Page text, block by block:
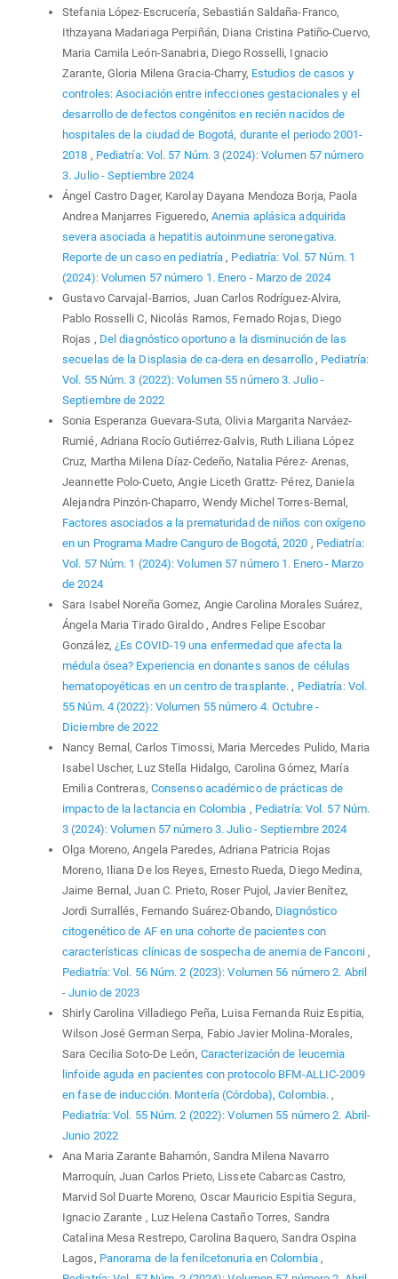
Stefania López-Escrucería, Sebastián Saldaña-Franco,
Ithzayana Madariaga Perpiñán, Diana Cristina Patiño-Cuervo,
Maria Camila León-Sanabria, Diego Rosselli, Ignacio
Zarante, Gloria Milena Gracia-Charry, Estudios de casos y
controles: Asociación entre infecciones gestacionales y el
desarrollo de defectos congénitos en recién nacidos de
hospitales de la ciudad de Bogotá, durante el periodo 2001-
2018 , Pediatría: Vol. 57 Núm. 3 (2024): Volumen 57 número
3. Julio - Septiembre 2024
Ángel Castro Dager, Karolay Dayana Mendoza Borja, Paola
Andrea Manjarres Figueredo, Anemia aplásica adquirida
severa asociada a hepatitis autoinmune seronegativa.
Reporte de un caso en pediatría, Pediatría: Vol. 57 Núm. 1
(2024): Volumen 57 número 1. Enero - Marzo de 2024
Gustavo Carvajal-Barrios, Juan Carlos Rodríguez-Alvira,
Pablo Rosselli C, Nicolás Ramos, Fernado Rojas, Diego
Rojas , Del diagnóstico oportuno a la disminución de las
secuelas de la Displasia de ca-dera en desarrollo, Pediatría:
Vol. 55 Núm. 3 (2022): Volumen 55 número 3. Julio -
Septiembre de 2022
Sonia Esperanza Guevara-Suta, Olivia Margarita Narváez-
Rumié, Adriana Rocío Gutiérrez-Galvis, Ruth Liliana López
Cruz, Martha Milena Díaz-Cedeño, Natalia Pérez- Arenas,
Jeannette Polo-Cueto, Angie Liceth Grattz- Pérez, Daniela
Alejandra Pinzón-Chaparro, Wendy Michel Torres-Bernal,
Factores asociados a la prematuridad de niños con oxígeno
en un Programa Madre Canguro de Bogotá, 2020 , Pediatría:
Vol. 57 Núm. 1 (2024): Volumen 57 número 1. Enero - Marzo
de 2024
Sara Isabel Noreña Gomez, Angie Carolina Morales Suárez,
Ángela Maria Tirado Giraldo , Andres Felipe Escobar
González, ¿Es COVID-19 una enfermedad que afecta la
médula ósea? Experiencia en donantes sanos de células
hematopoyéticas en un centro de trasplante., Pediatría: Vol.
55 Núm. 4 (2022): Volumen 55 número 4. Octubre -
Diciembre de 2022
Nancy Bernal, Carlos Timossi, Maria Mercedes Pulido, Maria
Isabel Uscher, Luz Stella Hidalgo, Carolina Gómez, María
Emilia Contreras, Consenso académico de prácticas de
impacto de la lactancia en Colombia , Pediatría: Vol. 57 Núm.
3 (2024): Volumen 57 número 3. Julio - Septiembre 2024
Olga Moreno, Angela Paredes, Adriana Patricia Rojas
Moreno, Iliana De los Reyes, Ernesto Rueda, Diego Medina,
Jaime Bernal, Juan C. Prieto, Roser Pujol, Javier Benítez,
Jordi Surrallés, Fernando Suárez-Obando, Diagnóstico
citogenético de AF en una cohorte de pacientes con
características clínicas de sospecha de anemia de Fanconi ,
Pediatría: Vol. 56 Núm. 2 (2023): Volumen 56 número 2. Abril
- Junio de 2023
Shirly Carolina Villadiego Peña, Luisa Fernanda Ruiz Espitia,
Wilson José German Serpa, Fabio Javier Molina-Morales,
Sara Cecilia Soto-De León, Caracterización de leucemia
linfoide aguda en pacientes con protocolo BFM-ALLIC-2009
en fase de inducción. Montería (Córdoba), Colombia.,
Pediatría: Vol. 55 Núm. 2 (2022): Volumen 55 número 2. Abril-
Junio 2022
Ana Maria Zarante Bahamón, Sandra Milena Navarro
Marroquín, Juan Carlos Prieto, Lissete Cabarcas Castro,
Marvid Sol Duarte Moreno, Oscar Mauricio Espitia Segura,
Ignacio Zarante , Luz Helena Castaño Torres, Sandra
Catalina Mesa Restrepo, Carolina Baquero, Sandra Ospina
Lagos, Panorama de la fenilcetonuria en Colombia ,